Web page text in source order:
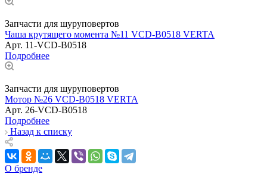
Запчасти для шуруповертов
Чаша крутящего момента №11 VCD-B0518 VERTA
Арт. 11-VCD-B0518
Подробнее
Запчасти для шуруповертов
Мотор №26 VCD-B0518 VERTA
Арт. 26-VCD-B0518
Подробнее
Назад к списку
О бренде